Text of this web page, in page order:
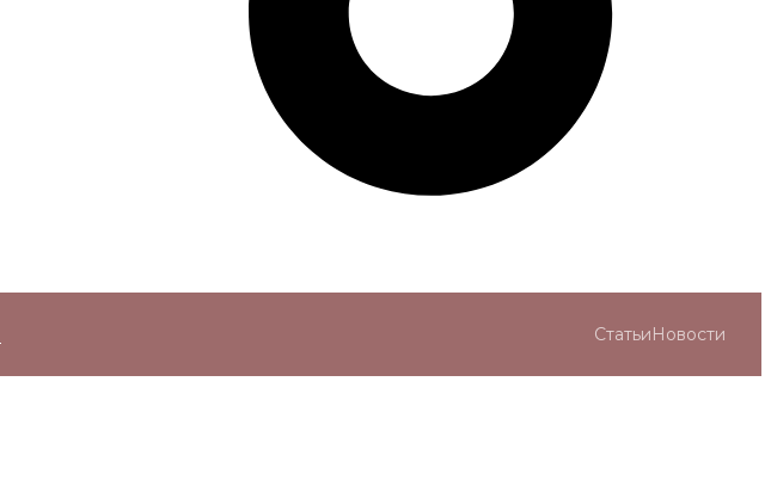
СтатьиНовости